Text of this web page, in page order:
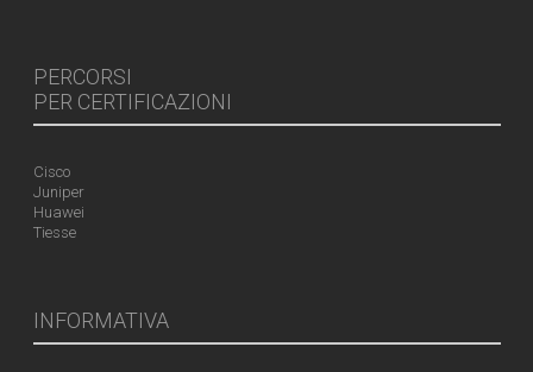
PERCORSI
PER CERTIFICAZIONI
Cisco
Juniper
Huawei
Tiesse
INFORMATIVA